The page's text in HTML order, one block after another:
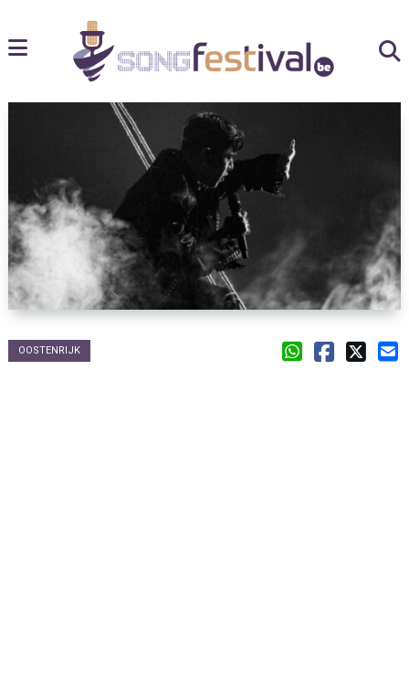
OOSTENRIJK